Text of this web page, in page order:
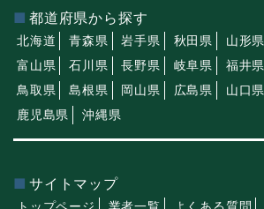
都道府県から探す
北海道 青森県 岩手県 秋田県 山形県
富山県
石川県 長野県 岐阜県 福井県
鳥取県
島根県 岡山県 広島県 山口県
鹿児島県
沖縄県
サイトマップ
トップページ 業者一覧 よくある質問